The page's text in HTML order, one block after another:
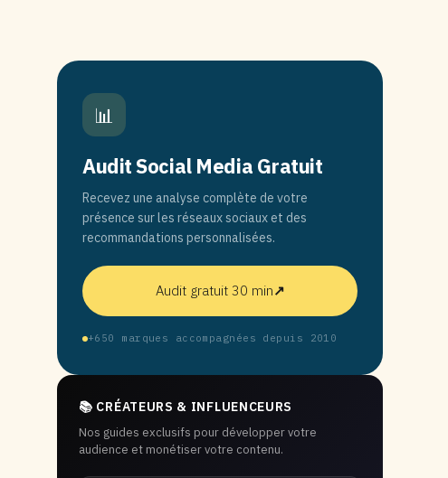
📊
Audit Social Media Gratuit
Recevez une analyse complète de votre
présence sur les réseaux sociaux et des
recommandations personnalisées.
Audit gratuit 30 min↗
+650 marques accompagnées depuis 2010
📚 CRÉATEURS & INFLUENCEURS
Nos guides exclusifs pour développer votre
audience et monétiser votre contenu.